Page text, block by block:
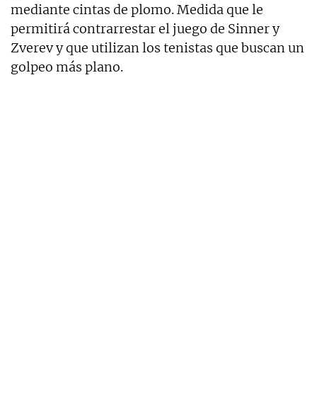
mediante cintas de plomo. Medida que le
permitirá contrarrestar el juego de Sinner y
Zverev y que utilizan los tenistas que buscan un
golpeo más plano.